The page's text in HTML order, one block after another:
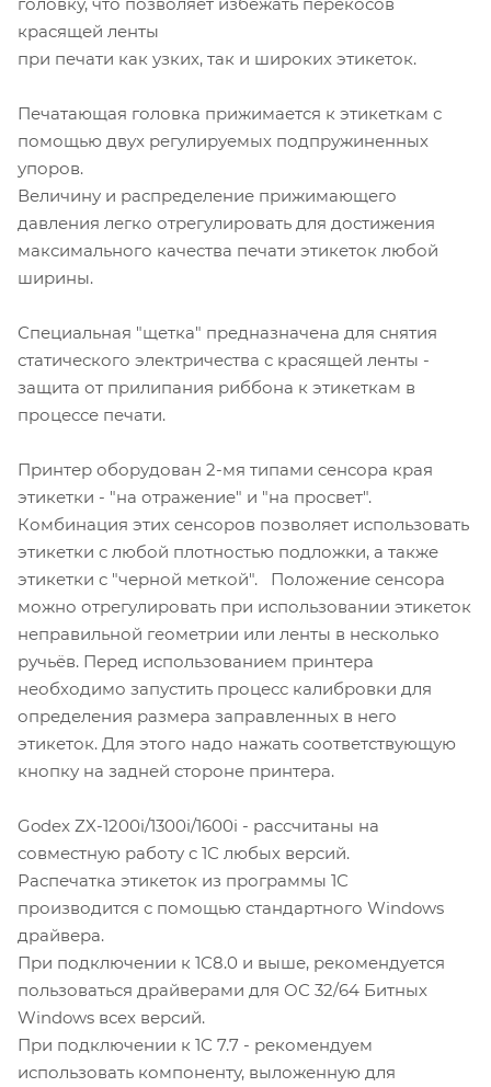
красящей ленты
при печати как узких, так и широких этикеток.
Печатающая головка прижимается к этикеткам с
помощью двух регулируемых подпружиненных
упоров.
Величину и распределение прижимающего
давления легко отрегулировать для достижения
максимального качества печати этикеток любой
ширины.
Специальная "щетка" предназначена для снятия
статического электричества с красящей ленты -
защита от прилипания риббона к этикеткам в
процессе печати.
Принтер оборудован 2-мя типами сенсора края
этикетки - "на отражение" и "на просвет".
Комбинация этих сенсоров позволяет использовать
этикетки с любой плотностью подложки, а также
этикетки с "черной меткой". Положение сенсора
можно отрегулировать при использовании этикеток
неправильной геометрии или ленты в несколько
ручьёв. Перед использованием принтера
необходимо запустить процесс калибровки для
определения размера заправленных в него
этикеток. Для этого надо нажать соответствующую
кнопку на задней стороне принтера.
Godex ZX-1200i/1300i/1600i - рассчитаны на
совместную работу с 1С любых версий.
Распечатка этикеток из программы 1С
производится с помощью стандартного Windows
драйвера.
При подключении к 1С8.0 и выше, рекомендуется
пользоваться драйверами для ОС 32/64 Битных
Windows всех версий.
При подключении к 1С 7.7 - рекомендуем
использовать компоненту, выложенную для